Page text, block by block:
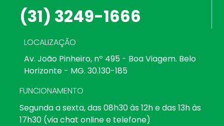
(31) 3249-1666
LOCALIZAÇÃO
Av. João Pinheiro, nº 495 - Boa Viagem. Belo
Horizonte - MG. 30.130-185
FUNCIONAMENTO
Segunda a sexta, das 08h30 às 12h e das 13h às
17h30 (via chat online e telefone)